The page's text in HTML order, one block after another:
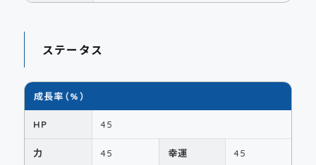
ステータス
成長率（%）
HP 45
力 45 幸運 45